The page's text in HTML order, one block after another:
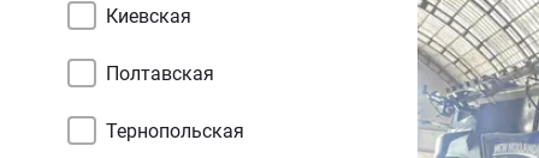
Киевская
Полтавская
Тернопольская